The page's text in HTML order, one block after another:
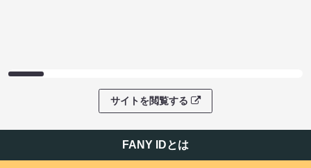
サイトを閲覧する
FANY IDとは